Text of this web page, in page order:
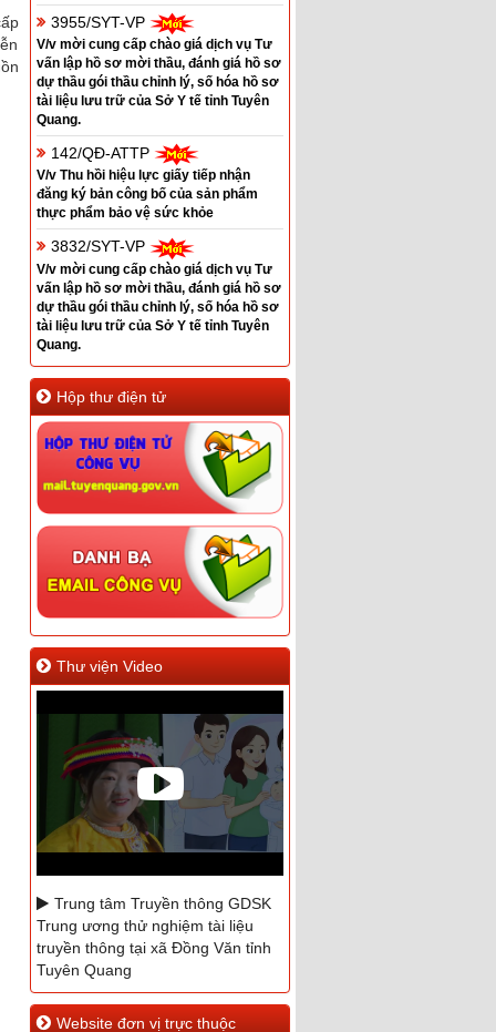
3955/SYT-VP
V/v mời cung cấp chào giá dịch vụ Tư
vấn lập hồ sơ mời thầu, đánh giá hồ sơ
dự thầu gói thầu chỉnh lý, số hóa hồ sơ
tài liệu lưu trữ của Sở Y tế tỉnh Tuyên
Quang.
142/QĐ-ATTP
V/v Thu hồi hiệu lực giấy tiếp nhận
đăng ký bản công bố của sản phẩm
thực phẩm bảo vệ sức khỏe
3832/SYT-VP
V/v mời cung cấp chào giá dịch vụ Tư
vấn lập hồ sơ mời thầu, đánh giá hồ sơ
dự thầu gói thầu chỉnh lý, số hóa hồ sơ
tài liệu lưu trữ của Sở Y tế tỉnh Tuyên
Quang.
Hộp thư điện tử
Thư viện Video
Trung tâm Truyền thông GDSK
Trung ương thử nghiệm tài liệu
truyền thông tại xã Đồng Văn tỉnh
Tuyên Quang
Phóng sự hưởng ứng ngày
Quốc tế Điều dưỡng
Website đơn vị trực thuộc